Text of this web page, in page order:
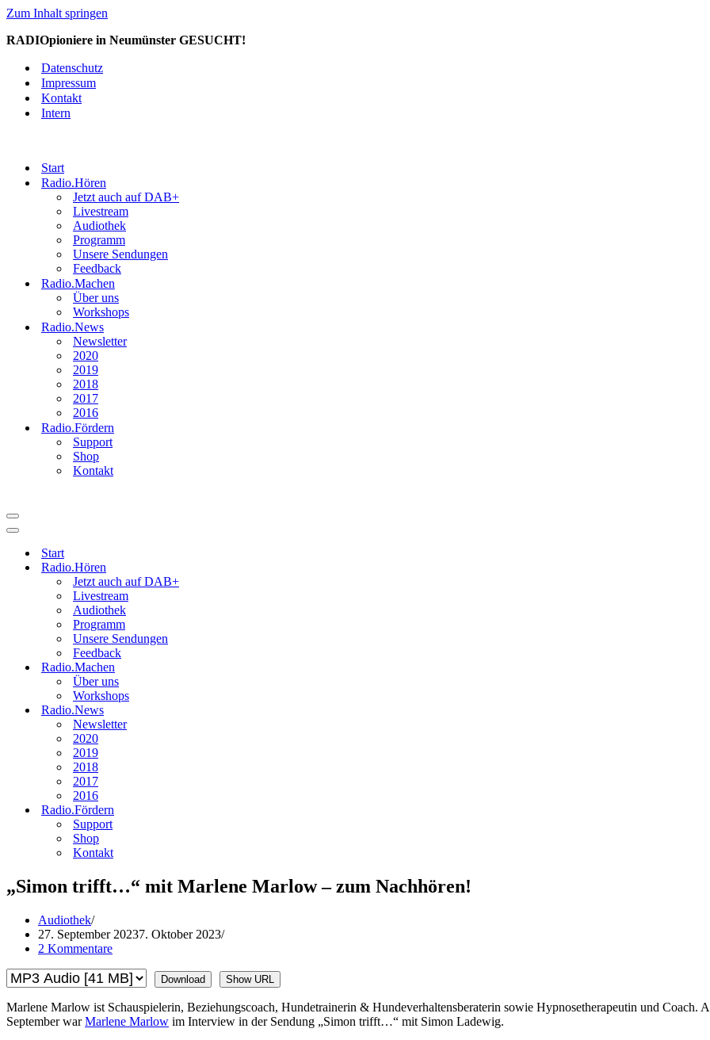
Zum Inhalt springen
RADIOpioniere in Neumünster GESUCHT!
Datenschutz
Impressum
Kontakt
Intern
Start
Radio.Hören
Jetzt auch auf DAB+
Livestream
Audiothek
Programm
Unsere Sendungen
Feedback
Radio.Machen
Über uns
Workshops
Radio.News
Newsletter
2020
2019
2018
2017
2016
Radio.Fördern
Support
Shop
Kontakt
Navigationsmenü
Navigationsmenü
Start
Radio.Hören
Jetzt auch auf DAB+
Livestream
Audiothek
Programm
Unsere Sendungen
Feedback
Radio.Machen
Über uns
Workshops
Radio.News
Newsletter
2020
2019
2018
2017
2016
Radio.Fördern
Support
Shop
Kontakt
„Simon trifft…“ mit Marlene Marlow – zum Nachhören!
Audiothek
27. September 20237. Oktober 2023
2 Kommentare
Download Show URL
Marlene Marlow ist Schauspielerin, Beziehungscoach, Hundetrainerin & Hundeverhaltensberaterin sowie Hypnosetherapeutin und Coach.
September warMarlene Marlow im Interview in der Sendung „Simon trifft…“ mit Simon Ladewig.